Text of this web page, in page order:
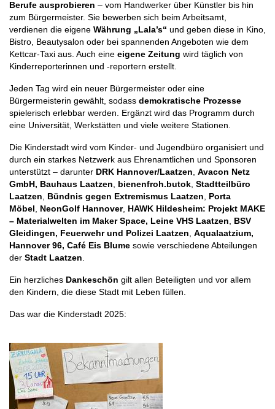
Berufe ausprobieren – vom Handwerker über Künstler bis hin
zum Bürgermeister. Sie bewerben sich beim Arbeitsamt,
verdienen die eigene Währung „Lala’s“ und geben diese in Kino,
Bistro, Beautysalon oder bei spannenden Angeboten wie dem
Kettcar-Taxi aus. Auch eine eigene Zeitung wird täglich von
Kinderreporterinnen und -reportern erstellt.
Jeden Tag wird ein neuer Bürgermeister oder eine
Bürgermeisterin gewählt, sodass demokratische Prozesse
spielerisch erlebbar werden. Ergänzt wird das Programm durch
eine Universität, Werkstätten und viele weitere Stationen.
Die Kinderstadt wird vom Kinder- und Jugendbüro organisiert und
durch ein starkes Netzwerk aus Ehrenamtlichen und Sponsoren
unterstützt – darunter DRK Hannover/Laatzen, Avacon Netz
GmbH, Bauhaus Laatzen, bienenfroh.butok, Stadtteilbüro
Laatzen, Bündnis gegen Extremismus Laatzen, Porta
Möbel , NeonGolf Hannover, HAWK Hildesheim: Projekt MAKE
– Materialwelten im Maker Space, Leine VHS Laatzen, BSV
Gleidingen, Feuerwehr und Polizei Laatzen, Aqualaatzium,
Hannover 96, Café Eis Blume sowie verschiedene Abteilungen
der Stadt Laatzen.
Ein herzliches Dankeschön gilt allen Beteiligten und vor allem
den Kindern, die diese Stadt mit Leben füllen.
Das war die Kinderstadt 2025: